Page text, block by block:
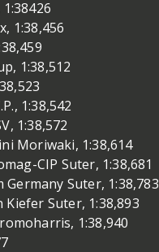
1:38,456
1:38,512
1:38,542
1:38,572
Moriwaki, 1:38,614
CIP Suter, 1:38,681
Germany Suter, 1:38,783
Kiefer Suter, 1:38,893
1:38,940